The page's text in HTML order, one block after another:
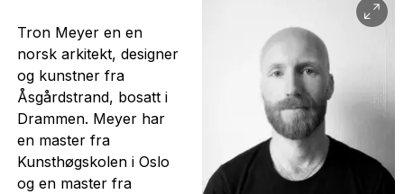
Tron Meyer en en
norsk arkitekt, designer
og kunstner fra
Åsgårdstrand, bosatt i
Drammen. Meyer har
en master fra
Kunsthøgskolen i Oslo
og en master fra